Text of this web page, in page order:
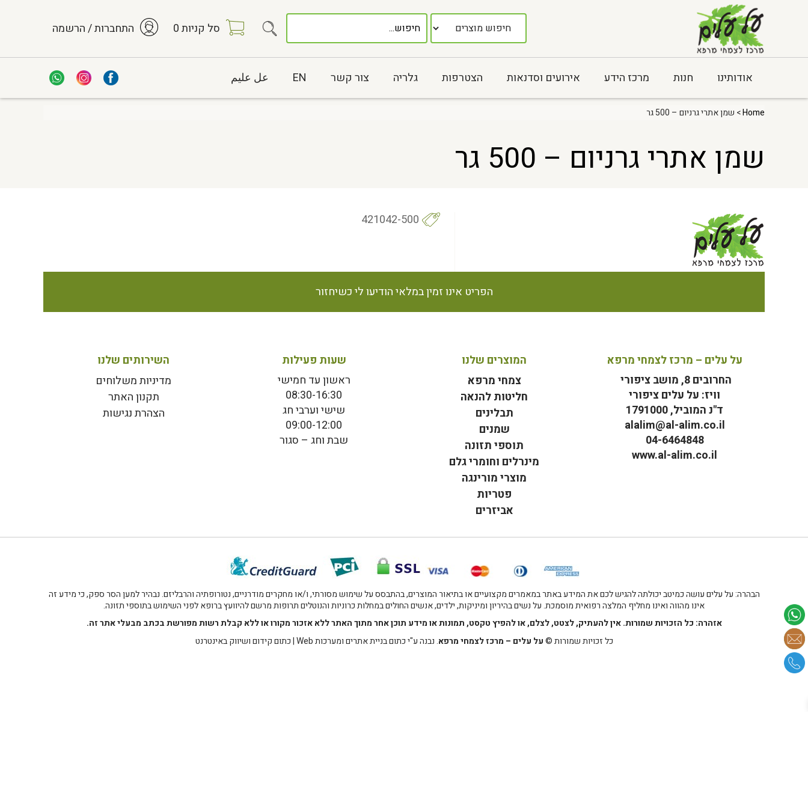
סל קניות0 התחברות / הרשמה
אודותינו חנות מרכז הידע אירועים וסדנאות הצטרפות גלריה צור קשר EN عل عليم
Home> שמן אתרי גרניום – 500 גר
שמן אתרי גרניום – 500 גר
421042-500
הפריט אינו זמין במלאי הודיעו לי כשיחזור
על עלים – מרכז לצמחי מרפא
החרובים 8, מושב ציפורי
וויז: על עלים ציפורי
ד"נ המוביל, 1791000
alalim@al-alim.co.il
04-6464848
www.al-alim.co.il
המוצרים שלנו
צמחי מרפא
חליטות להנאה
תבלינים
שמנים
תוספי תזונה
מינרלים וחומרי גלם
מוצרי מורינגה
פטריות
אביזרים
שעות פעילות
ראשון עד חמישי
08:30-16:30
שישי וערבי חג
09:00-12:00
שבת וחג – סגור
השירותים שלנו
מדיניות משלוחים
תקנון האתר
הצהרת נגישות
הבהרה: על עלים עושה כמיטב יכולתה להגיש לכם את המידע באתר במאמרים מקצועיים או בתיאור המוצרים, בהתבסס על שימוש מסורתי, ו/או מחקרים מודרניים, נטורופתיה והרבליזם. נבהיר למען הסר ספק, כי מידע זה
אינו מהווה ואינו מחליף המלצה רפואית מוסמכת. על נשים בהיריון ומיניקות, ילדים, אנשים החולים במחלות כרוניות והנוטלים תרופות מרשם להיוועץ ברופא לפני השימוש בתוספי תזונה.
אזהרה: כל הזכויות שמורות. אין להעתיק, לצטט, לצלם, או להפיץ טקסט, תמונות או מידע תוכן אחר מתוך האתר ללא אזכור מקורו או ללא קבלת רשות מפורשת בכתב מבעלי אתר זה.
כל זכויות שמורות ©על עלים – מרכז לצמחי מרפא. נבנה ע"יכתום בניית אתרים ומערכות Web |כתום קידום ושיווק באינטרנט